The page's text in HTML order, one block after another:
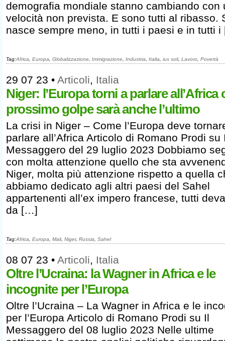
demografia mondiale stanno cambiando con
velocità non prevista. E sono tutti al ribasso.
nasce sempre meno, in tutti i paesi e in tutti
Tag:Africa Europa Globalizzazione Immigrazione Industria Italia ius soli, Lavoro Povertà
29 07 23 • Articoli, Italia
Niger: l’Europa torni a parlare all’Africa
prossimo golpe sarà anche l’ultimo
La crisi in Niger – Come l’Europa deve
parlare all’Africa Articolo di Romano Prodi su
Messaggero del 29 luglio 2023 Dobbiamo
con molta attenzione quello che sta
Niger, molta più attenzione rispetto a quella
abbiamo dedicato agli altri paesi del Sahel
appartenenti all’ex impero francese, tutti
da […]
Tag:Africa Europa Mali, Niger, Russia Sahel
08 07 23 • Articoli, Italia
Oltre l’Ucraina: la Wagner in Africa e le
incognite per l’Europa
Oltre l’Ucraina – La Wagner in Africa e le
per l’Europa Articolo di Romano Prodi su Il
Messaggero del 08 luglio 2023 Nelle ultime